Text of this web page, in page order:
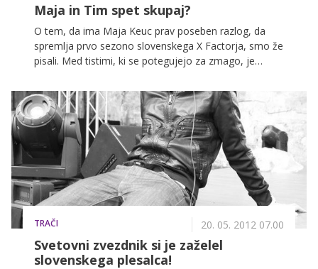
Maja in Tim spet skupaj?
O tem, da ima Maja Keuc prav poseben razlog, da
spremlja prvo sezono slovenskega X Factorja, smo že
pisali. Med tistimi, ki se potegujejo za zmago, je
bil njena prva velika ljubezen. Čeprav se je parček
razšel že pred leti, se med njima očitno še vedno
krešejo iskrice! Na zabavi v enem od ljubljanskih
klubov sta imela po pričevanju očividcev oči le en za
drugega. Poglejte fotografije.
TRAČI 20. 05. 2012 07.00
Svetovni zvezdnik si je zaželel
slovenskega plesalca!